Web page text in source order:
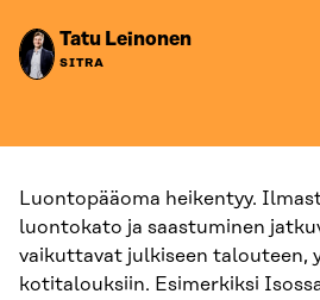
Tatu Leinonen
SITRA
Luontopääoma heikentyy.
luontokato ja saastuminen
vaikuttavat julkiseen talouteen,
kotitalouksiin. Esimerkiksi